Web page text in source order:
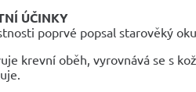
ÚČINKY
poprvé popsal starověký
krevní oběh, vyrovnává se s